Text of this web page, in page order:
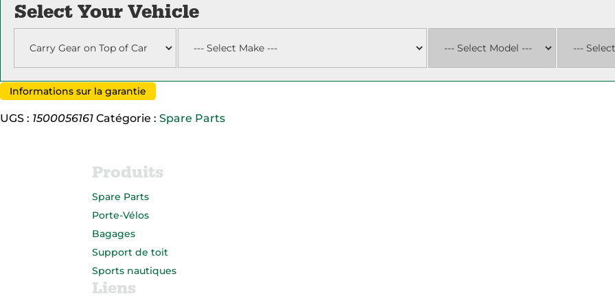
Metal
Bracket
Select Your Vehicle
Informations sur la garantie
UGS : 1500056161 Catégorie : Spare Parts
Produits
Spare Parts
Porte-Vélos
Bagages
Support de toit
Sports nautiques
Liens